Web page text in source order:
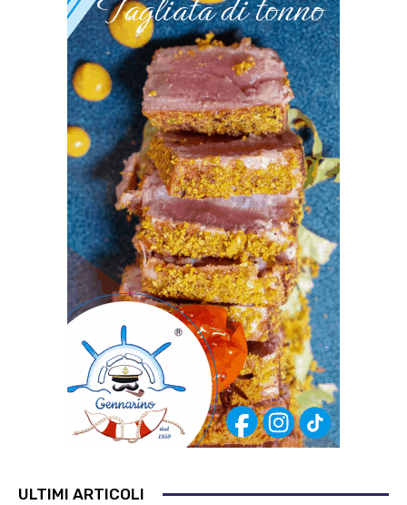
ULTIMI ARTICOLI